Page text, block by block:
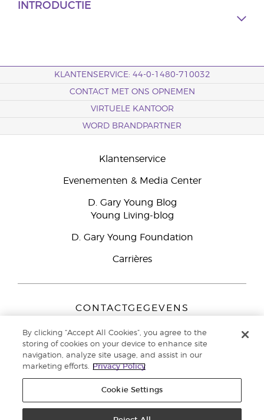
INTRODUCTIE
KLANTENSERVICE: 44-0-1480-710032
CONTACT MET ONS OPNEMEN
VIRTUELE KANTOOR
WORD BRANDPARTNER
Klantenservice
Evenementen & Media Center
D. Gary Young Blog
Young Living-blog
D. Gary Young Foundation
Carrières
CONTACTGEGEVENS
Peizerweg 97
9727 AJ Groningen
Nederland
Klantenservice:44-0-1480-710032
By clicking “Accept All Cookies”, you agree to the
storing of cookies on your device to enhance site
navigation, analyze site usage, and assist in our
marketing efforts.
Privacy Policy
Cookie Settings